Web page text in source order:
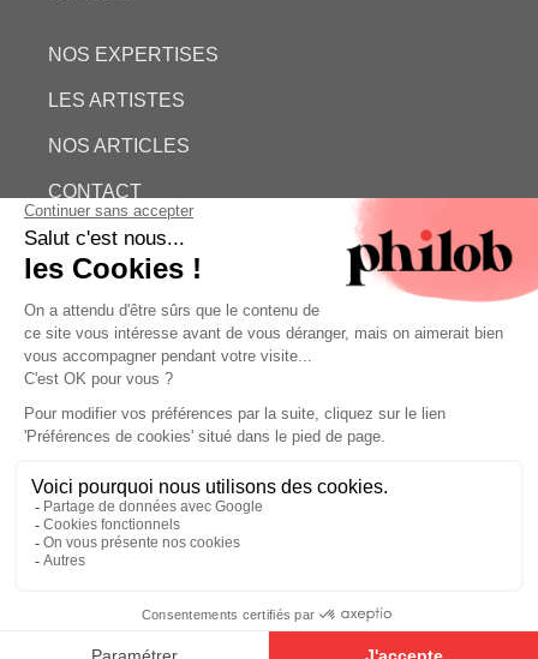
Estimation gratuite
NOS EXPERTISES
LES ARTISTES
NOS ARTICLES
CONTACT
QUI SOMMES-NOUS
ESTIMATION GRATUITE
PHILOB
CONDITIONS GÉNÉRALES DE VENTE (CGV)
©2026 - Philob